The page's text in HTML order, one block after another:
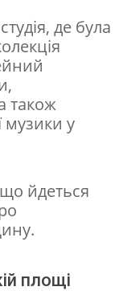
де була
також
музики у
йдеться
площі